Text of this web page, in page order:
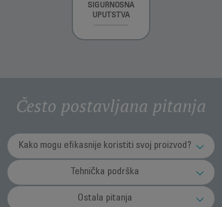
SIGURNOSNA
UPUTSTVA
Često postavljana pitanja
Kako mogu efikasnije koristiti svoj proizvod?
Što bih trebao/la napraviti da osiguram da
moj usisavač radi na maksimalnoj efikasnosti?
Pobrinite se da dodatni pribor, cijev i fleksibilna crijeva nisu
Tehnička podrška
Usisavač se gasi tokom rada.
Ostala pitanja